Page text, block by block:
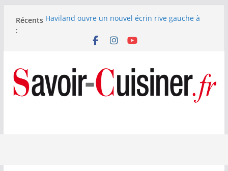
Récents
:
Haviland ouvre un nouvel écrin rive gauche à
Nous avons testé le four à pizza électrique
Little Ice 700 W
Fête des Pères : le digestif se fait gourmand avec
Laphroaig et Arnaud Larher
Catawiki met aux enchères un whisky japonais